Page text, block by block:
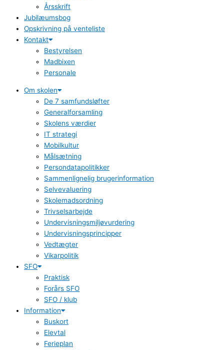
Årsskrift
Jubilæumsbog
Opskrivning på venteliste
Kontakt
Bestyrelsen
Madbixen
Personale
Om skolen
De 7 samfundsløfter
Generalforsamling
Skolens værdier
IT strategi
Mobilkultur
Målsætning
Persondatapolitikker
Sammenlignelig brugerinformation
Selvevaluering
Skolemadsordning
Trivselsarbejde
Undervisningsmiljøvurdering
Undervisningsprincipper
Vedtægter
Vikarpolitik
SFO
Praktisk
Forårs SFO
SFO / klub
Information
Buskort
Elevtal
Ferieplan